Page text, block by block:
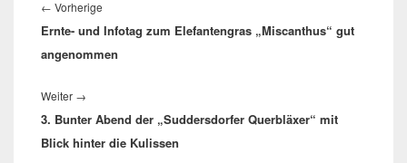
← Vorherige
Beitrag:
Ernte- und Infotag zum Elefantengras „Miscanthus“ gut
angenommen
Weiter →
Beitrag:
3. Bunter Abend der „Suddersdorfer Querbläxer“ mit
Blick hinter die Kulissen